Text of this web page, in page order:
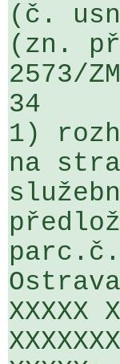
(č.
(zn.
34
1)
na